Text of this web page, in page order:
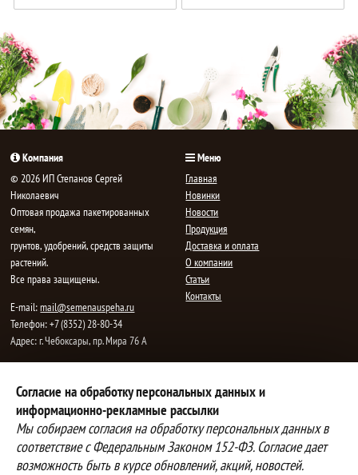
Согласие на обработку персональных данных и
информационно-рекламные рассылки
Мы собираем согласия на обработку персональных данных в
соответствие с Федеральным Законом 152-ФЗ. Согласие дает
возможность быть в курсе обновлений, акций, новостей.
Компания
© 2026 ИП Степанов Сергей
Николаевич
Oптовая продажа пакетированных
семян,
грунтов, удобрений, средств защиты
растений.
Все права защищены.
E-mail:mail@semenauspeha.ru
Телефон: +7 (8352) 28-80-34
Адрес: г. Чебоксары, пр. Мира 76 А
Меню
Главная
Новинки
Новости
Продукция
Доставка и оплата
О компании
Статьи
Контакты
Способы оплаты
Вы можете оплатить покупки
наличными при получении товара,
либо выбрать другой способ оплаты
Инструкция по оплате банковской
Доставка
Наша компания осуществляет
бесплатную
доставку до терминалов транспортных
компаний.